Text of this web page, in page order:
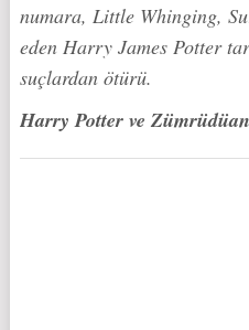
numara, Little Whinging,
eden Harry James Potter
suçlardan ötürü.
Harry Potter ve